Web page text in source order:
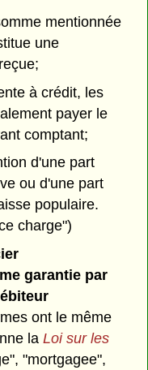
mentionnée
une
à crédit, les
payer le
comptant;
d'une part
ou d'une part
populaire.
charge")
garantie par
ont le même
laLoi sur les
"mortgagee",